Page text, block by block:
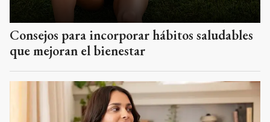
Consejos para incorporar hábitos saludables
que mejoran el bienestar